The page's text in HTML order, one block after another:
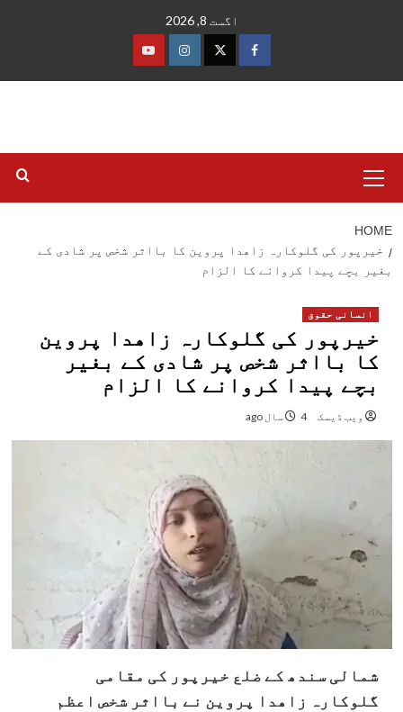
اگست 8, 2026
فیس
ٹوئٹرانسٹاگرام
یوٹیوب
Menu
HOME
خیرپور کی گلوکارہ زاھدا پروین کا بااثر شخص پر شادی کے
بغیر بچے پیدا کروانے کا الزام
انسانی حقوق
خیرپور کی گلوکارہ زاھدا پروین
کا بااثر شخص پر شادی کے بغیر
بچے پیدا کروانے کا الزام
ویب ڈیسک 4 سال ago
شمالی سندھ کے ضلع خیرپور کی مقامی
گلوکارہ زاھدا پروین نے بااثر شخص اعظم